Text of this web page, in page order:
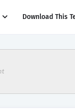
Download This